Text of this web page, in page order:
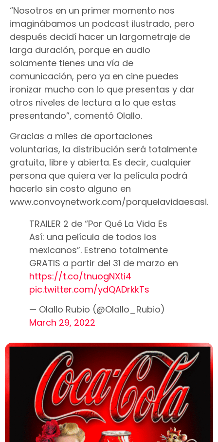
“Nosotros en un primer momento nos
imaginábamos un podcast ilustrado, pero
después decidí hacer un largometraje de
larga duración, porque en audio
solamente tienes una vía de
comunicación, pero ya en cine puedes
ironizar mucho con lo que presentas y dar
otros niveles de lectura a lo que estas
presentando”, comentó Olallo.
Gracias a miles de aportaciones
voluntarias, la distribución será totalmente
gratuita, libre y abierta. Es decir, cualquier
persona que quiera ver la película podrá
hacerlo sin costo alguno en
www.convoynetwork.com/porquelavidaesasi.
TRAILER 2 de “Por Qué La Vida Es
Así: una película de todos los
mexicanos”. Estreno totalmente
GRATIS a partir del 31 de marzo en
https://t.co/tnuogNXti4
pic.twitter.com/ydQADrkkTs
— Olallo Rubio (@Olallo_Rubio)
March 29, 2022